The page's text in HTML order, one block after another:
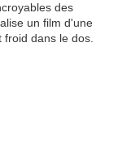
des
un film d'une
dans le dos.